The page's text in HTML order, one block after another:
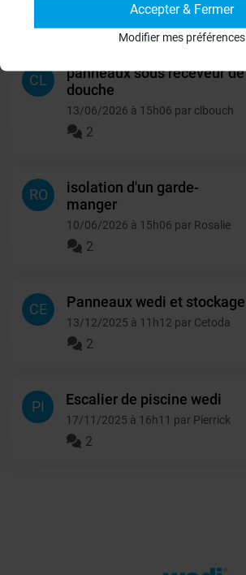
Autres questions
CL
panneaux sous receveur de
douche
13/06/2026 à 15h06 par clbouch
2
RO
isolation d'un garde-
manger
10/06/2026 à 15h06 par Rosalie
2
CE Panneaux wedi et stockage
13/12/2025 à 11h12 par Cetoda
2
PI Escalier de piscine wedi
17/11/2025 à 16h11 par Pierrick
2
Accepter & Fermer
Modifier mes préférences